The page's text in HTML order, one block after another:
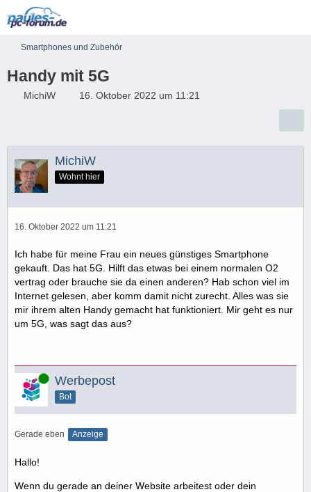
Smartphones und Zubehör
Handy mit 5G
MichiW 16. Oktober 2022 um 11:21
MichiW
Wohnt hier
16. Oktober 2022 um 11:21
Ich habe für meine Frau ein neues günstiges Smartphone
gekauft. Das hat 5G. Hilft das etwas bei einem normalen O2
vertrag oder brauche sie da einen anderen? Hab schon viel im
Internet gelesen, aber komm damit nicht zurecht. Alles was sie
mir ihrem alten Handy gemacht hat funktioniert. Mir geht es nur
um 5G, was sagt das aus?
Online Werbepost
Bot
Gerade eben Anzeige
Hallo!
Wenn du gerade an deiner Website arbeitest oder dein